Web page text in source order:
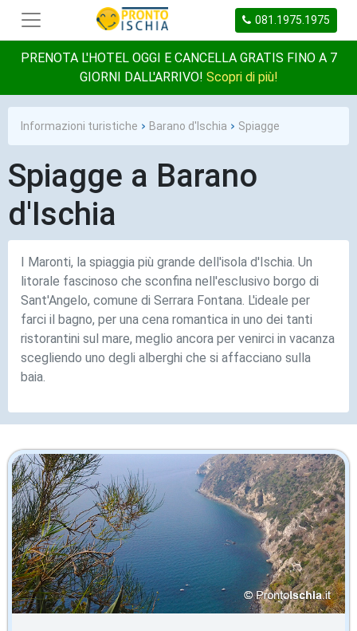
081.1975.1975
PRENOTA L'HOTEL OGGI E CANCELLA GRATIS FINO A 7
GIORNI DALL'ARRIVO! Scopri di più!
Informazioni turistiche Barano d'Ischia Spiagge
Spiagge a Barano
d'Ischia
I Maronti, la spiaggia più grande dell'isola d'Ischia. Un
litorale fascinoso che sconfina nell'esclusivo borgo di
Sant'Angelo, comune di Serrara Fontana. L'ideale per
farci il bagno, per una cena romantica in uno dei tanti
ristorantini sul mare, meglio ancora per venirci in vacanza
scegliendo uno degli alberghi che si affacciano sulla
baia.